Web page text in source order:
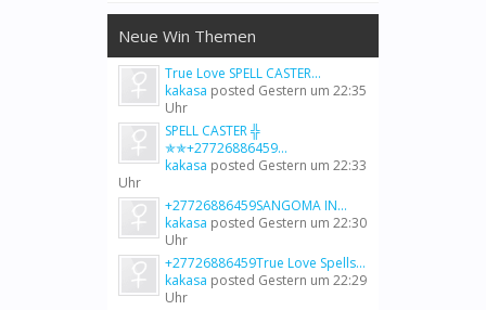
Neue Win Themen
True Love SPELL CASTER...
kakasa posted Gestern um 22:35
Uhr
SPELL CASTER ╬
✯✯+27726886459...
kakasa posted Gestern um 22:33
Uhr
+27726886459SANGOMA IN...
kakasa posted Gestern um 22:30
Uhr
+27726886459True Love Spells...
kakasa posted Gestern um 22:29
Uhr